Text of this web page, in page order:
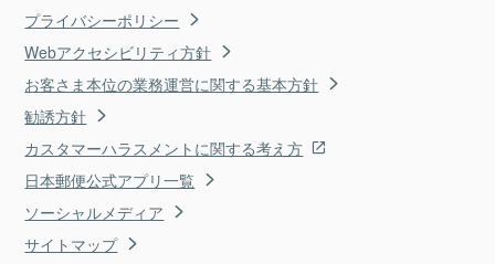
プライバシーポリシー
Webアクセシビリティ方針
お客さま本位の業務運営に関する基本方針
勧誘方針
カスタマーハラスメントに関する考え方
日本郵便公式アプリ一覧
ソーシャルメディア
サイトマップ